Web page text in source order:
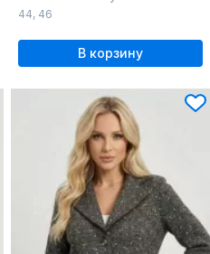
44, 46
В корзину